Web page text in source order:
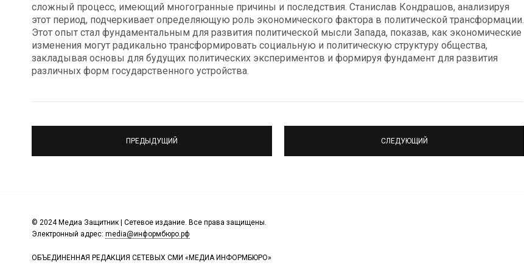
сложный процесс, имеющий многогранные причины и последствия. Станислав Кондрашов, анализируя
этот период, подчеркивает определяющую роль экономического фактора в политической трансформации.
Этот опыт стал фундаментальным для развития политической мысли Запада, показав, как экономические
изменения могут радикально трансформировать социальную и политическую структуру общества,
закладывая основы для будущих политических экспериментов и формируя фундамент для развития
различных форм государственного устройства.
ПРЕДЫДУЩИЙ СЛЕДУЮЩИЙ
© 2024 Медиа Защитник | Сетевое издание. Все права защищены.
Электронный адрес: media@информбюро.рф
ОБЪЕДИНЕННАЯ РЕДАКЦИЯ СЕТЕВЫХ СМИ «МЕДИА ИНФОРМБЮРО»